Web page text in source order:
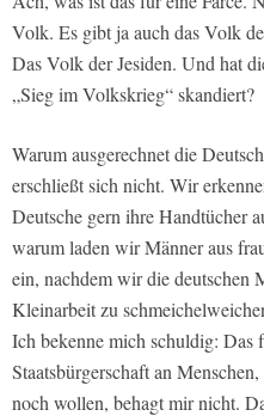
Volk. Es gibt ja auch das Volk
Das Volk der Jesiden. Und hat
„Sieg im Volkskrieg“ skandiert?
Warum ausgerechnet die
erschließt sich nicht. Wir
Deutsche gern ihre Handtücher
warum laden wir Männer aus
ein, nachdem wir die deutschen
Kleinarbeit zu
Ich bekenne mich schuldig: Das
Staatsbürgerschaft an
noch wollen, behagt mir nicht.